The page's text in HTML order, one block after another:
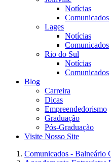
Notícias
Comunicados
Lages
Notícias
Comunicados
Rio do Sul
Notícias
Comunicados
Blog
Carreira
Dicas
Empreendedorismo
Graduação
Pós-Graduação
Visite Nosso Site
Comunicados - Balneário